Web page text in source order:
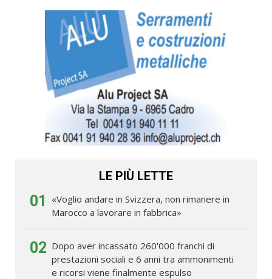
LE PIÙ LETTE
01
«Voglio andare in Svizzera, non rimanere in
Marocco a lavorare in fabbrica»
02 Dopo aver incassato 260'000 franchi di
prestazioni sociali e 6 anni tra ammonimenti
e ricorsi viene finalmente espulso